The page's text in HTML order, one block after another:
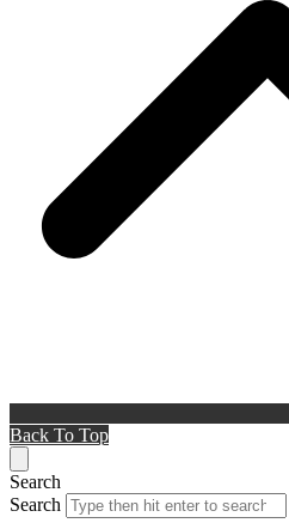
Back To Top
Search
Search